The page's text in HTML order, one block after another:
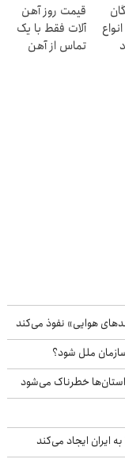
(همراه با
متعلقات)
قیمت روز آهن
آلات فقط با یک
تماس از آهن
هوایی» نفوذ می‌کند
ملل شود؟
استان‌ها خطرناک می‌شود